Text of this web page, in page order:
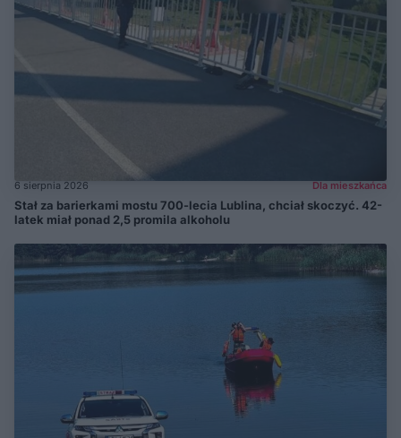
6 sierpnia 2026 Dla mieszkańca
Stał za barierkami mostu 700-lecia Lublina, chciał skoczyć. 42-
latek miał ponad 2,5 promila alkoholu